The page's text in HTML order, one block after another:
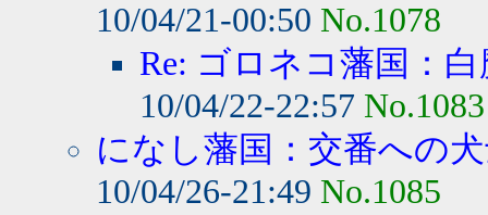
10/04/21-00:50 No.1078
Re: ゴロネコ藩国：
10/04/22-22:57 No.1083
になし藩国：交番への
10/04/26-21:49 No.1085